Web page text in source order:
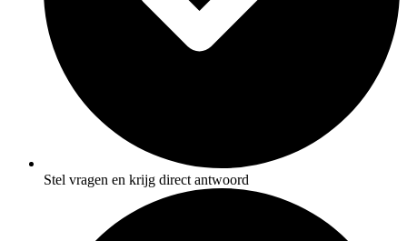
Stel vragen en krijg direct antwoord